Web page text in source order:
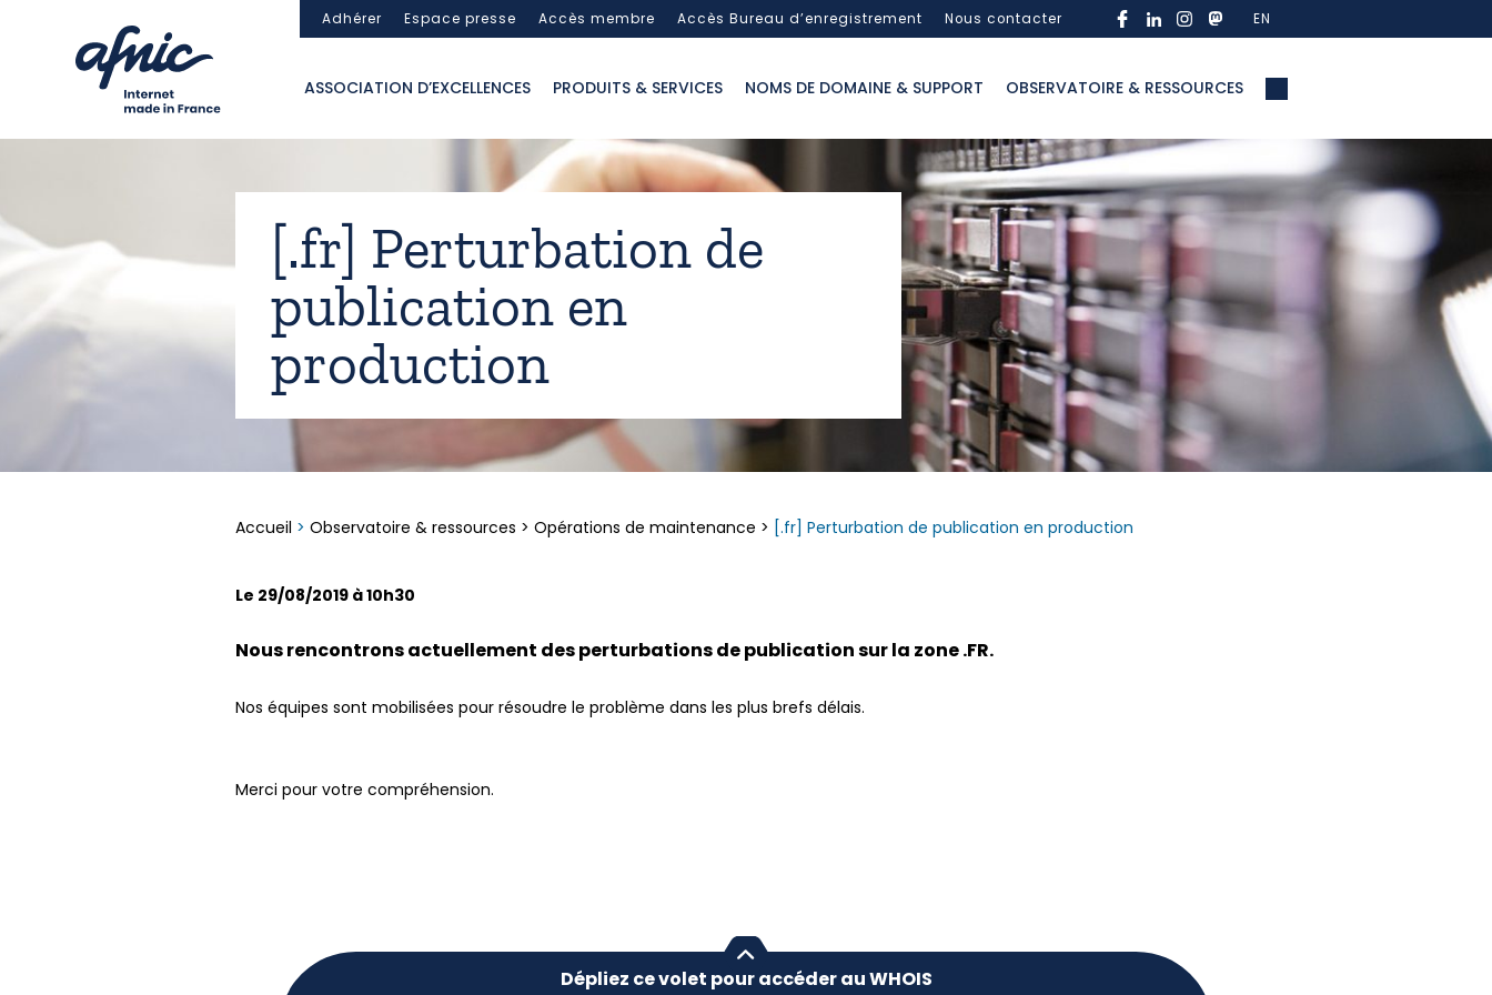
Adhérer Espace presse Accès membre Accès Bureau d’enregistrement Nous contacter EN
ASSOCIATION D’EXCELLENCES PRODUITS & SERVICES NOMS DE DOMAINE & SUPPORT OBSERVATOIRE & RESSOURCES
[.fr] Perturbation de
publication en
production
Accueil > Observatoire & ressources > Opérations de maintenance > [.fr] Perturbation de publication en production
Le 29/08/2019 à 10h30
Nous rencontrons actuellement des perturbations de publication sur la zone .FR.
Nos équipes sont mobilisées pour résoudre le problème dans les plus brefs délais.
Merci pour votre compréhension.
Dépliez ce volet pour accéder au WHOIS